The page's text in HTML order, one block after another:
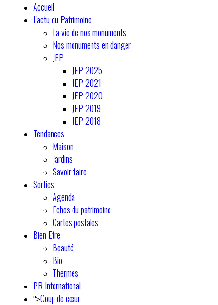
Accueil
L'actu du Patrimoine
La vie de nos monuments
Nos monuments en danger
JEP
JEP 2025
JEP 2021
JEP 2020
JEP 2019
JEP 2018
Tendances
Maison
Jardins
Savoir faire
Sorties
Agenda
Echos du patrimoine
Cartes postales
Bien Etre
Beauté
Bio
Thermes
PR International
">Coup de cœur